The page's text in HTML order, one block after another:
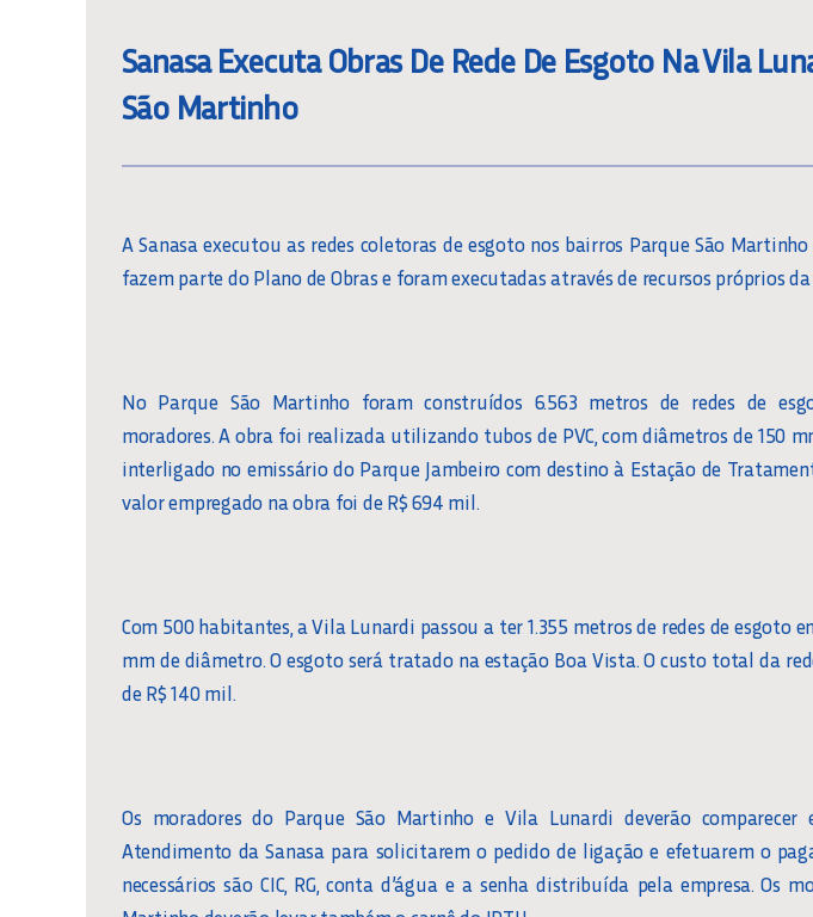
Sanasa Executa Obras De Rede De Esgoto Na Vila
São Martinho
A Sanasa executou as redes coletoras de esgoto nos bairros Parque São
fazem parte do Plano de Obras e foram executadas através de recursos próprios da
No Parque São Martinho foram construídos 6.563 metros de redes de
moradores. A obra foi realizada utilizando tubos de PVC, com diâmetros de 150
interligado no emissário do Parque Jambeiro com destino à Estação de
valor empregado na obra foi de R$ 694 mil.
Com 500 habitantes, a Vila Lunardi passou a ter 1.355 metros de redes de esgoto
mm de diâmetro. O esgoto será tratado na estação Boa Vista. O custo total da
de R$ 140 mil.
Os moradores do Parque São Martinho e Vila Lunardi deverão
Atendimento da Sanasa para solicitarem o pedido de ligação e efetuarem o
necessários são CIC, RG, conta d’água e a senha distribuída pela empresa. Os